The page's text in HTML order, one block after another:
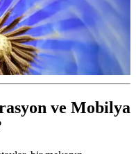
ve Mobilya